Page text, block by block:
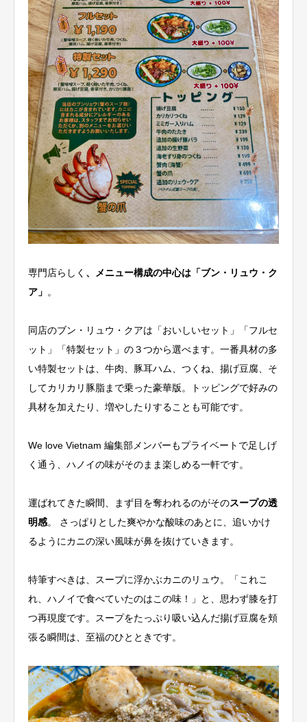
専門店らしく 、メニュー構成の中心は「ブン・リュウ・ク
ア」 。
同店のブン・リュウ・クアは「おいしいセット」「フルセ
ット」「特製セット」の３つから選べます。一番具材の多
い特製セットは、牛肉、豚耳ハム、つくね、揚げ豆腐、そ
してカリカリ豚脂まで乗った豪華版。トッピングで好みの
具材を加えたり、増やしたりすることも可能です。
We love Vietnam 編集部メンバーもプライベートで足しげ
く通う、ハノイの味がそのまま楽しめる一軒です。
運ばれてきた瞬間、まず目を奪われるのがそのスープの透
明感。 さっぱりとした爽やかな酸味のあとに、追いかけ
るようにカニの深い風味が鼻を抜けていきます。
特筆すべきは、スープに浮かぶカニのリュウ。「これこ
れ、ハノイで食べていたのはこの味！」と、思わず膝を打
つ再現度です。スープをたっぷり吸い込んだ揚げ豆腐を頬
張る瞬間は、至福のひとときです。